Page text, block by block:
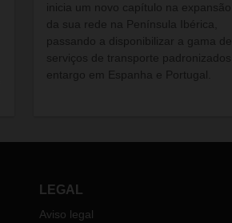
inicia um novo capítulo na expansão
da sua rede na Península Ibérica,
passando a disponibilizar a gama de
serviços de transporte padronizados
entargo em Espanha e Portugal.
LEGAL
Aviso legal